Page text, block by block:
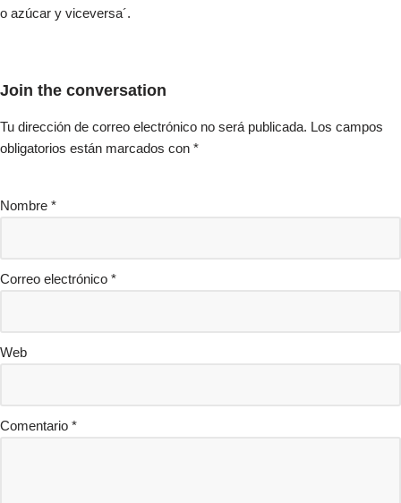
o azúcar y viceversa´.
Join the conversation
Tu dirección de correo electrónico no será publicada. Los campos
obligatorios están marcados con *
Nombre *
Correo electrónico *
Web
Comentario *